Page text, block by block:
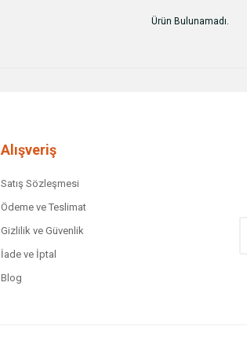
Ürün Bulunamadı.
Alışveriş
Satış Sözleşmesi
Ödeme ve Teslimat
Gizlilik ve Güvenlik
İade ve İptal
Blog